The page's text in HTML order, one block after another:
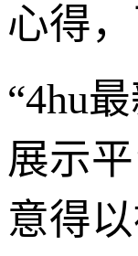
心得
“4hu
展示
意得